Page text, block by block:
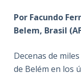
Por Facundo
Belem, Brasil
Decenas de
de Belém en los